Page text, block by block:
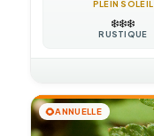
PLEIN SOLEIL
❄️❄️❄️
RUSTIQUE
🌻ANNUELLE